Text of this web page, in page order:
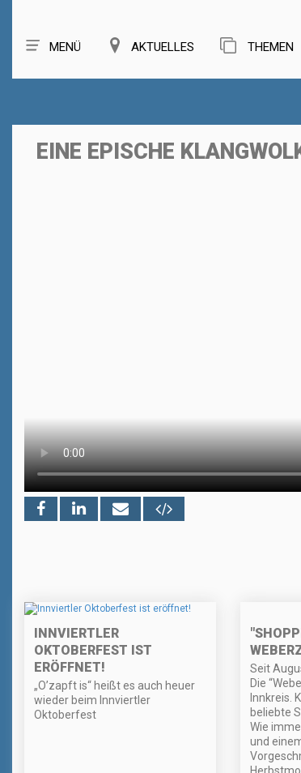
MENÜ AKTUELLES THEMEN
EINE EPISCHE
INNVIERTLER
OKTOBERFEST IST
ERÖFFNET!
„O’zapft is“ heißt es auch heuer
wieder beim Innviertler
Oktoberfest
Seit
Die
Innkreis.
beliebte
Wie
und